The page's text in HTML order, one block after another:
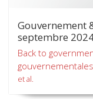
Gouvernement
septembre
Back to
gouvernementales
et al.